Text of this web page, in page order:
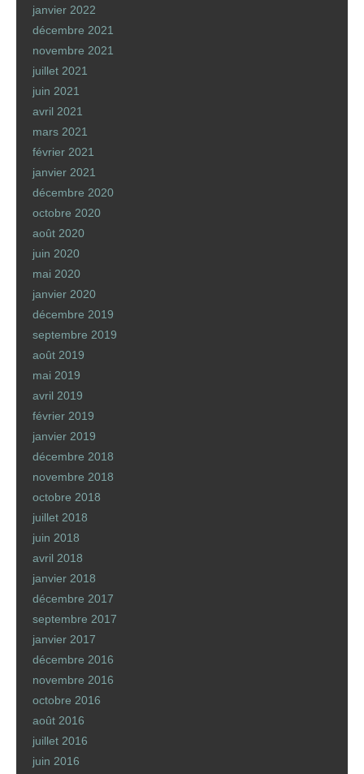
janvier 2022
décembre 2021
novembre 2021
juillet 2021
juin 2021
avril 2021
mars 2021
février 2021
janvier 2021
décembre 2020
octobre 2020
août 2020
juin 2020
mai 2020
janvier 2020
décembre 2019
septembre 2019
août 2019
mai 2019
avril 2019
février 2019
janvier 2019
décembre 2018
novembre 2018
octobre 2018
juillet 2018
juin 2018
avril 2018
janvier 2018
décembre 2017
septembre 2017
janvier 2017
décembre 2016
novembre 2016
octobre 2016
août 2016
juillet 2016
juin 2016